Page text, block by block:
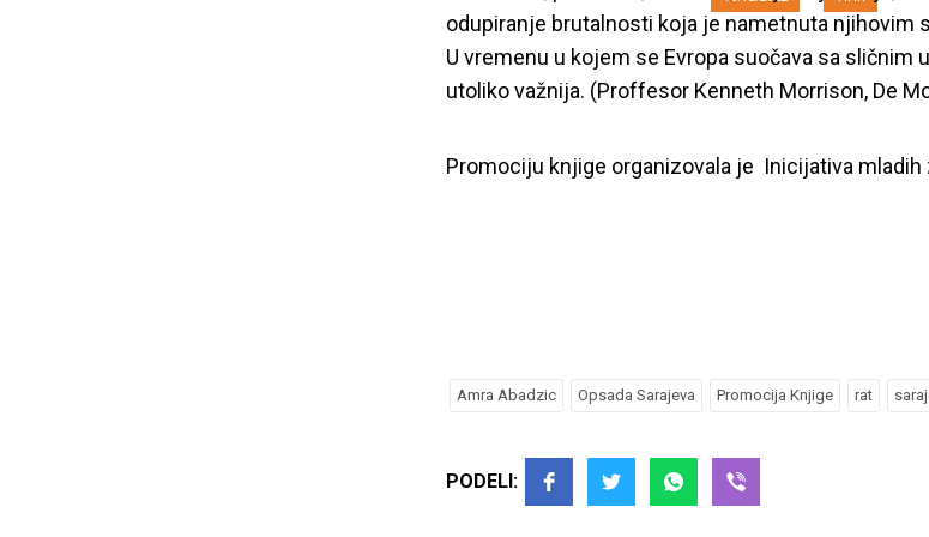
odupiranje brutalnosti koja je nametnuta njihovim
U vremenu u kojem se Evropa suočava sa sličnim
utoliko važnija. (Proffesor Kenneth Morrison, De
Promociju knjige organizovala je Inicijativa mladih
Amra Abadzic Opsada Sarajeva Promocija Knjige rat
PODELI: